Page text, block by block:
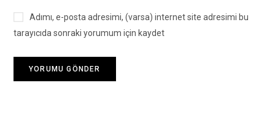
Adımı, e-posta adresimi, (varsa) internet site adresimi bu
tarayıcıda sonraki yorumum için kaydet